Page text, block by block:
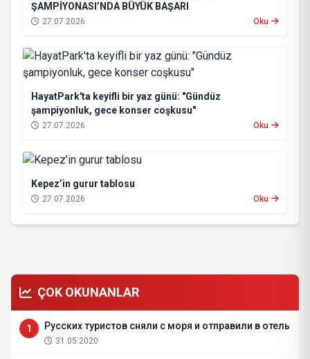
ŞAMPİYONASI’NDA BÜYÜK BAŞARI
27.07.2026 Oku
HayatPark'ta keyifli bir yaz günü: "Gündüz
şampiyonluk, gece konser coşkusu"
27.07.2026 Oku
Kepez’in gurur tablosu
27.07.2026 Oku
ÇOK OKUNANLAR
1 Русских туристов сняли с моря и отправили в отель
31.05.2020